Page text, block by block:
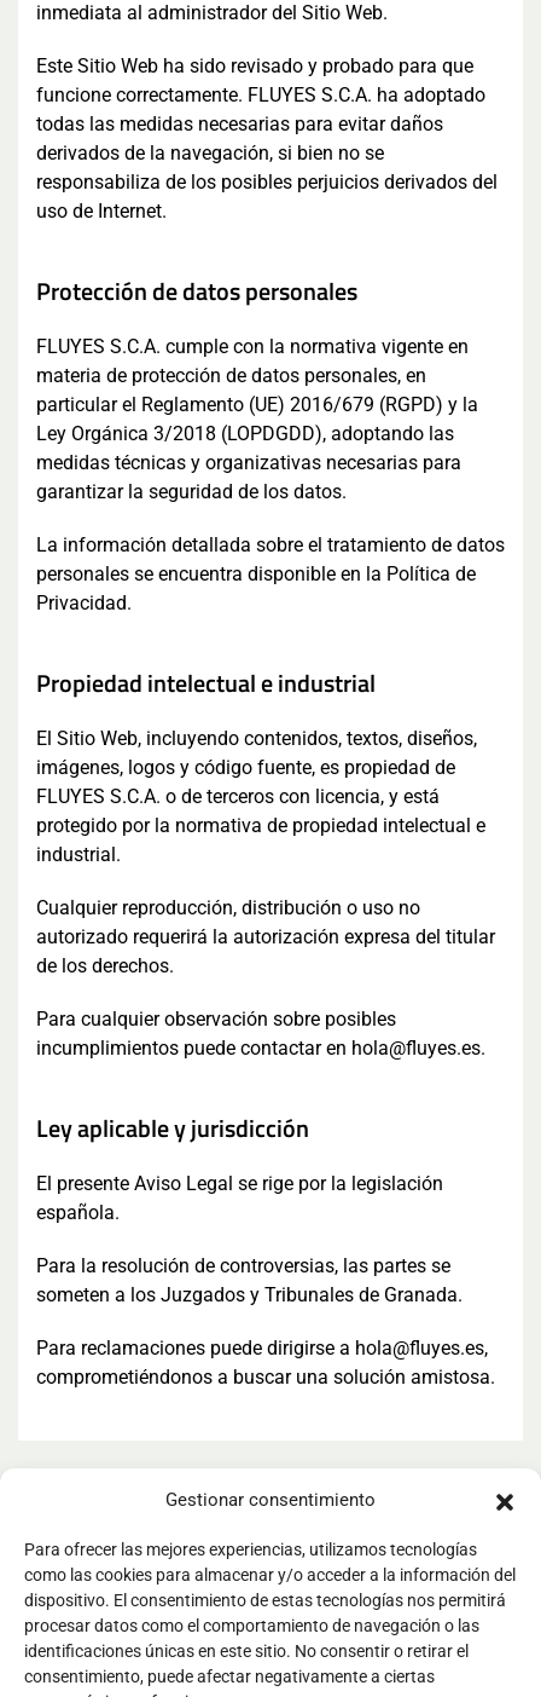
Gestionar consentimiento
Para ofrecer las mejores experiencias, utilizamos tecnologías
como las cookies para almacenar y/o acceder a la información del
dispositivo. El consentimiento de estas tecnologías nos permitirá
procesar datos como el comportamiento de navegación o las
identificaciones únicas en este sitio. No consentir o retirar el
consentimiento, puede afectar negativamente a ciertas
inmediata al administrador del Sitio Web.
Este Sitio Web ha sido revisado y probado para que
funcione correctamente. FLUYES S.C.A. ha adoptado
todas las medidas necesarias para evitar daños
derivados de la navegación, si bien no se
responsabiliza de los posibles perjuicios derivados del
uso de Internet.
Protección de datos personales
FLUYES S.C.A. cumple con la normativa vigente en
materia de protección de datos personales, en
particular el Reglamento (UE) 2016/679 (RGPD) y la
Ley Orgánica 3/2018 (LOPDGDD), adoptando las
medidas técnicas y organizativas necesarias para
garantizar la seguridad de los datos.
La información detallada sobre el tratamiento de datos
personales se encuentra disponible en la Política de
Privacidad.
Propiedad intelectual e industrial
El Sitio Web, incluyendo contenidos, textos, diseños,
imágenes, logos y código fuente, es propiedad de
FLUYES S.C.A. o de terceros con licencia, y está
protegido por la normativa de propiedad intelectual e
industrial.
Cualquier reproducción, distribución o uso no
autorizado requerirá la autorización expresa del titular
de los derechos.
Para cualquier observación sobre posibles
incumplimientos puede contactar en hola@fluyes.es.
Ley aplicable y jurisdicción
El presente Aviso Legal se rige por la legislación
española.
Para la resolución de controversias, las partes se
someten a los Juzgados y Tribunales de Granada.
Para reclamaciones puede dirigirse a hola@fluyes.es,
comprometiéndonos a buscar una solución amistosa.
Conectamos personas, territorios y talento para crear
experiencias que transforman